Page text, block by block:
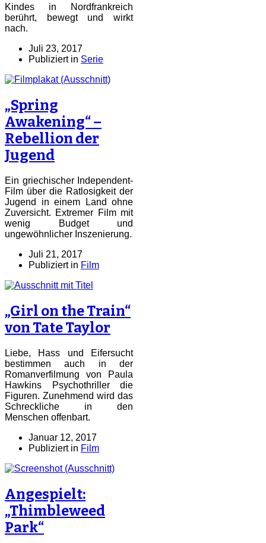
Kindes in Nordfrankreich
berührt, bewegt und wirkt
nach.
Juli 23, 2017
Publiziert in Serie
„Spring
Awakening“ –
Rebellion der
Jugend
Ein griechischer Independent-
Film über die Ratlosigkeit der
Jugend in einem Land ohne
Zuversicht. Extremer Film mit
wenig Budget und
ungewöhnlicher Inszenierung.
Juli 21, 2017
Publiziert in Film
„Girl on the Train“
von Tate Taylor
Liebe, Hass und Eifersucht
bestimmen auch in der
Romanverfilmung von Paula
Hawkins Psychothriller die
Figuren. Zunehmend wird das
Schreckliche in den
Menschen offenbart.
Januar 12, 2017
Publiziert in Film
Angespielt:
„Thimbleweed
Park“